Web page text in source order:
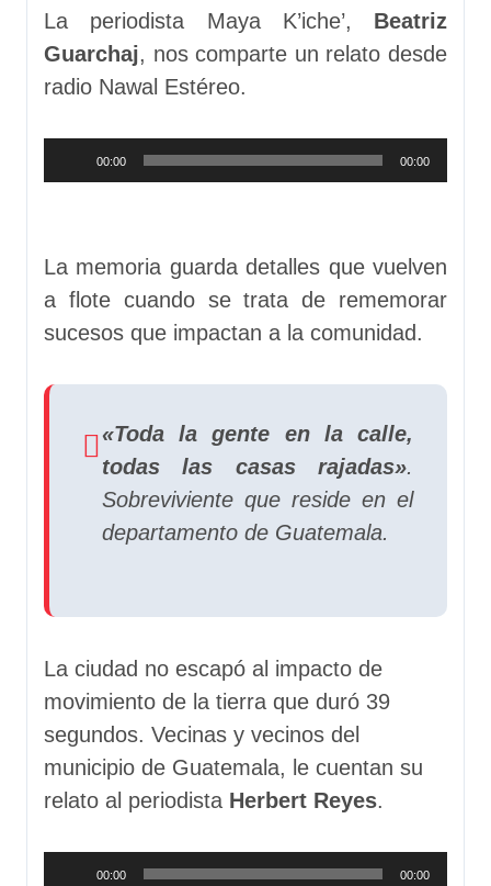
La periodista Maya K’iche’, Beatriz
Guarchaj, nos comparte un relato desde
radio Nawal Estéreo.
Reproductor
de
00:00 00:00
La memoria guarda detalles que vuelven
a flote cuando se trata de rememorar
sucesos que impactan a la comunidad.
«Toda la gente en la calle,
todas las casas rajadas».
Sobreviviente que reside en el
departamento de Guatemala.
La ciudad no escapó al impacto de
movimiento de la tierra que duró 39
segundos. Vecinas y vecinos del
municipio de Guatemala, le cuentan su
relato al periodista Herbert Reyes.
Reproductor
00:00 00:00